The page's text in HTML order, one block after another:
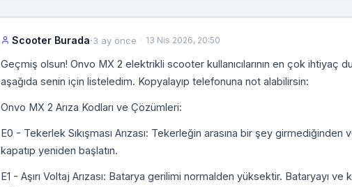
Scooter Burada·3 ay önce 13 Nis 2026, 20:50
Geçmiş olsun! Onvo MX 2 elektrikli scooter kullanıcılarının en çok ihtiyaç
aşağıda senin için listeledim. Kopyalayıp telefonuna not alabilirsin:
Onvo MX 2 Arıza Kodları ve Çözümleri:
E0 - Tekerlek Sıkışması Arızası: Tekerleğin arasına bir şey girmediğinden
kapatıp yeniden başlatın.
E1 - Aşırı Voltaj Arızası: Batarya gerilimi normalden yüksektir. Bataryayı ve